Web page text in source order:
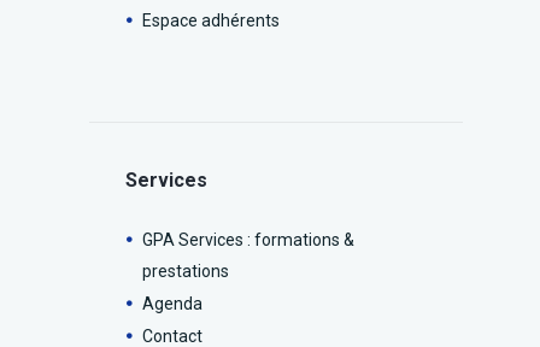
Espace adhérents
Services
GPA Services : formations &
prestations
Agenda
Contact